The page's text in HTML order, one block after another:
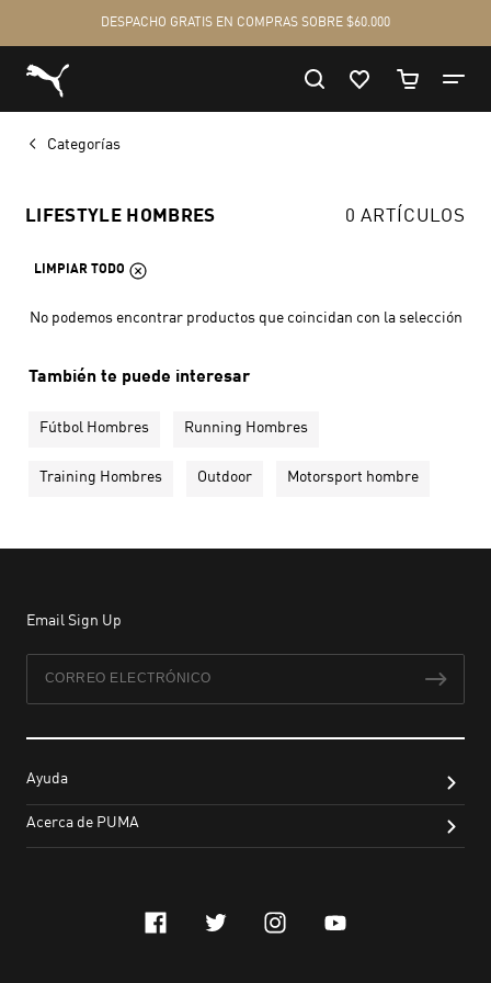
Categorías
LIFESTYLE HOMBRES 0 ARTÍCULOS
LIMPIAR TODO
No podemos encontrar productos que coincidan con la selección
También te puede interesar
Fútbol Hombres Running Hombres
Training Hombres Outdoor Motorsport hombre